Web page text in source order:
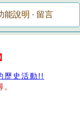
能說明 · 留言
歷史活動!!